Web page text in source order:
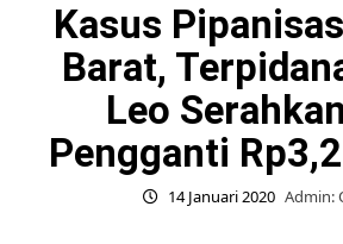
Kasus
Barat,
Leo
Pengganti
14 Januari 2020 Admin: